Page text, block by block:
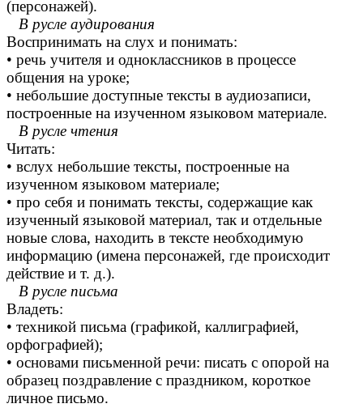
(персонажей).
В русле аудирования
Воспринимать на слух и понимать:
• речь учителя и одноклассников в процессе
общения на уроке;
• небольшие доступные тексты в аудиозаписи,
построенные на изученном языковом материале.
В русле чтения
Читать:
• вслух небольшие тексты, построенные на
изученном языковом материале;
• про себя и понимать тексты, содержащие как
изученный языковой материал, так и отдельные
новые слова, находить в тексте необходимую
информацию (имена персонажей, где происходит
действие и т. д.).
В русле письма
Владеть:
• техникой письма (графикой, каллиграфией,
орфографией);
• основами письменной речи: писать с опорой на
образец поздравление с праздником, короткое
личное письмо.